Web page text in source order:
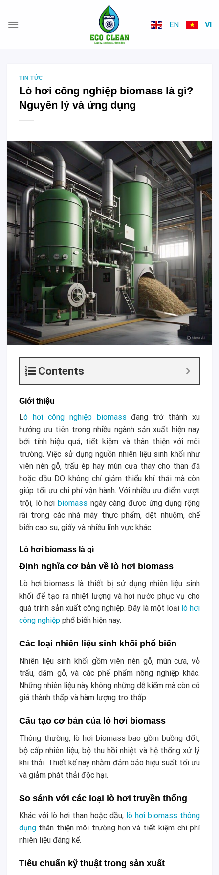
content
EN VI
TIN TỨC
Lò hơi công nghiệp biomass là gì?
Nguyên lý và ứng dụng
Contents
Giới thiệu
Lò hơi công nghiệp biomass đang trở thành xu
hướng ưu tiên trong nhiều ngành sản xuất hiện nay
bởi tính hiệu quả, tiết kiệm và thân thiện với môi
trường. Việc sử dụng nguồn nhiên liệu sinh khối như
viên nén gỗ, trấu ép hay mùn cưa thay cho than đá
hoặc dầu DO không chỉ giảm thiểu khí thải mà còn
giúp tối ưu chi phí vận hành. Với nhiều ưu điểm vượt
trội, lò hơi biomass ngày càng được ứng dụng rộng
rãi trong các nhà máy thực phẩm, dệt nhuộm, chế
biến cao su, giấy và nhiều lĩnh vực khác.
Lò hơi biomass là gì
Định nghĩa cơ bản về lò hơi biomass
Lò hơi biomass là thiết bị sử dụng nhiên liệu sinh
khối để tạo ra nhiệt lượng và hơi nước phục vụ cho
quá trình sản xuất công nghiệp. Đây là một loại lò hơi
công nghiệp phổ biến hiện nay.
Các loại nhiên liệu sinh khối phổ biến
Nhiên liệu sinh khối gồm viên nén gỗ, mùn cưa, vỏ
trấu, dăm gỗ, và các phế phẩm nông nghiệp khác.
Những nhiên liệu này không những dễ kiếm mà còn có
giá thành thấp và hàm lượng tro thấp.
Cấu tạo cơ bản của lò hơi biomass
Thông thường, lò hơi biomass bao gồm buồng đốt,
bộ cấp nhiên liệu, bộ thu hồi nhiệt và hệ thống xử lý
khí thải. Thiết kế này nhằm đảm bảo hiệu suất tối ưu
và giảm phát thải độc hại.
So sánh với các loại lò hơi truyền thống
Khác với lò hơi than hoặc dầu, lò hơi biomass thông
dụng thân thiện môi trường hơn và tiết kiệm chi phí
nhiên liệu đáng kể.
Tiêu chuẩn kỹ thuật trong sản xuất